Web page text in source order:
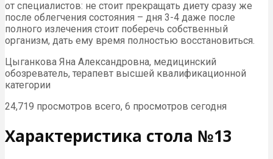
от специалистов: не стоит прекращать диету сразу же
после облегчения состояния – дня 3-4 даже после
полного излечения стоит поберечь собственный
организм, дать ему время полностью восстановиться.
Цыганкова Яна Александровна, медицинский
обозреватель, терапевт высшей квалификационной
категории
24,719 просмотров всего, 6 просмотров сегодня
Характеристика стола №13